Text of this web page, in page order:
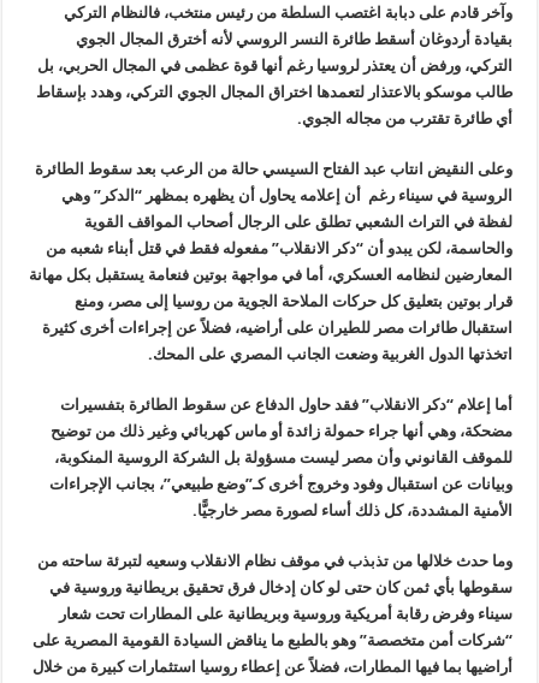
وآخر قادم على دبابة اغتصب السلطة من رئيس منتخب، فالنظام التركي
بقيادة أردوغان أسقط طائرة النسر الروسي لأنه أخترق المجال الجوي
التركي، ورفض أن يعتذر لروسيا رغم أنها قوة عظمى في المجال الحربي، بل
طالب موسكو بالاعتذار لتعمدها اختراق المجال الجوي التركي، وهدد بإسقاط
أي طائرة تقترب من مجاله الجوي.
وعلى النقيض انتاب عبد الفتاح السيسي حالة من الرعب بعد سقوط الطائرة
الروسية في سيناء رغم أن إعلامه يحاول أن يظهره بمظهر “الدكر” وهي
لفظة في التراث الشعبي تطلق على الرجال أصحاب المواقف القوية
والحاسمة، لكن يبدو أن “دكر الانقلاب” مفعوله فقط في قتل أبناء شعبه من
المعارضين لنظامه العسكري، أما في مواجهة بوتين فنعامة يستقبل بكل مهانة
قرار بوتين بتعليق كل حركات الملاحة الجوية من روسيا إلى مصر، ومنع
استقبال طائرات مصر للطيران على أراضيه، فضلاً عن إجراءات أخرى كثيرة
اتخذتها الدول الغربية وضعت الجانب المصري على المحك.
أما إعلام “دكر الانقلاب” فقد حاول الدفاع عن سقوط الطائرة بتفسيرات
مضحكة، وهي أنها جراء حمولة زائدة أو ماس كهربائي وغير ذلك من توضيح
للموقف القانوني وأن مصر ليست مسؤولة بل الشركة الروسية المنكوبة،
وبيانات عن استقبال وفود وخروج أخرى كـ”وضع طبيعي”، بجانب الإجراءات
الأمنية المشددة، كل ذلك أساء لصورة مصر خارجيًّا.
وما حدث خلالها من تذبذب في موقف نظام الانقلاب وسعيه لتبرئة ساحته من
سقوطها بأي ثمن كان حتى لو كان إدخال فرق تحقيق بريطانية وروسية في
سيناء وفرض رقابة أمريكية وروسية وبريطانية على المطارات تحت شعار
“شركات أمن متخصصة” وهو بالطبع ما يناقض السيادة القومية المصرية على
أراضيها بما فيها المطارات، فضلاً عن إعطاء روسيا استثمارات كبيرة من خلال